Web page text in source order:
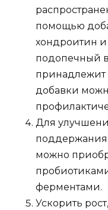
помощью
хондроитин
подопечный
принадлежит
добавки
Для
можно
ферментами.
Ускорить